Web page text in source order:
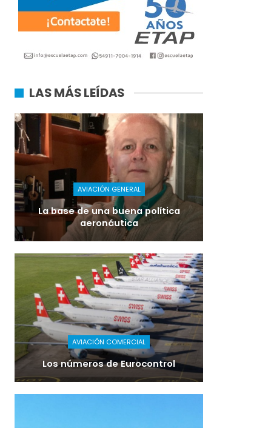
LAS MÁS LEÍDAS
AVIACIÓN GENERAL
La base de una buena política
aeronáutica
AVIACIÓN COMERCIAL
Los números de Eurocontrol